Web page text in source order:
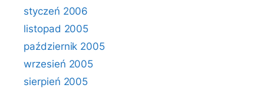
styczeń 2006
listopad 2005
październik 2005
wrzesień 2005
sierpień 2005